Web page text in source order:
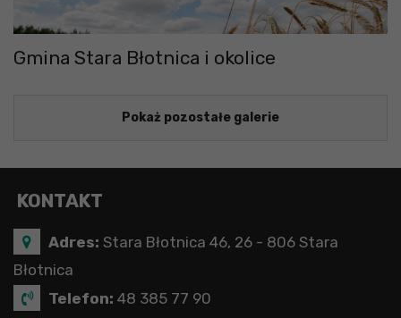
Gmina Stara Błotnica i okolice
Pokaż pozostałe galerie
KONTAKT
Adres: Stara Błotnica 46, 26 - 806 Stara
Błotnica
Telefon: 48 385 77 90